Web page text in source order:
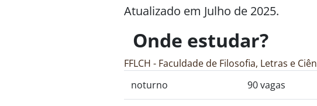
Atualizado em Julho de 2025.
Onde estudar?
FFLCH - Faculdade de Filosofia, Letras e
noturno
90 vagas